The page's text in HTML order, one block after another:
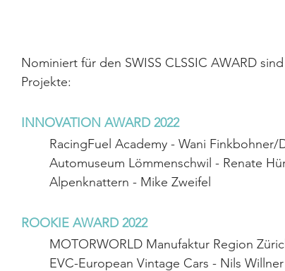
Nominiert für den SWISS CLSSIC AWARD
Projekte:
INNOVATION AWARD 2022
RacingFuel Academy - Wani Finkbohner/
Automuseum Lömmenschwil - Renate
Alpenknattern - Mike Zweifel
ROOKIE AWARD 2022
MOTORWORLD Manufaktur Region
EVC-European Vintage Cars - Nils Willner